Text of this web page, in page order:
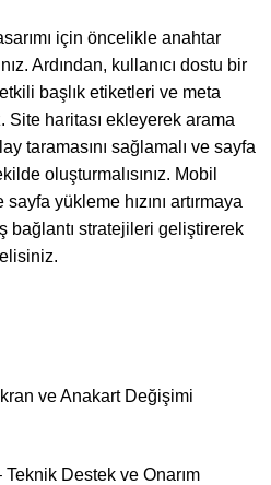
için öncelikle anahtar
Ardından, kullanıcı dostu bir
başlık etiketleri ve meta
Site haritası ekleyerek arama
taramasını sağlamalı ve sayfa
oluşturmalısınız. Mobil
yükleme hızını artırmaya
bağlantı stratejileri geliştirerek
ve Anakart Değişimi
Destek ve Onarım